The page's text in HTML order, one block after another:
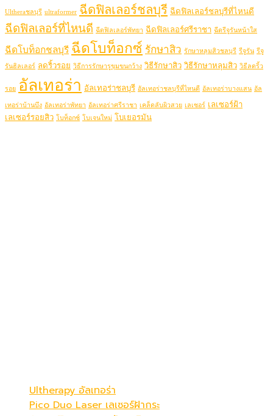
Ultheraชลบุรี ultraformer ฉีดฟิลเลอร์ชลบุรี ฉีดฟิลเลอร์ชลบุรีที่ไหนดี
ฉีดฟิลเลอร์ที่ไหนดี ฉีดฟิลเลอร์พัทยา ฉีดฟิลเลอร์ศรีราชา ฉีดรีจูรันหน้าใส
ฉีดโบท็อกชลบุรี ฉีดโบท็อกซ์ รักษาสิว รักษาหลุมสิวชลบุรี รีจูรัน รีจู
รันฮิลเลอร์ ลดริ้วรอย วิธีการรักษารูขุมขนกว้าง วิธีรักษาสิว วิธีรักษาหลุมสิว วิธีลดริ้ว
รอย อัลเทอร่า อัลเทอร่าชลบุรี อัลเทอร่าชลบุรีที่ไหนดี อัลเทอร่าบางแสน อัล
เทอร่าบ้านบึง อัลเทอร่าพัทยา อัลเทอร่าศรีราชา เคล็ดลับผิวสวย เลเซอร์ เลเซอร์ฝ้า
เลเซอร์รอยสิว โบท็อกซ์ โบเจนใหม่ โบเยอรมัน
Ultherapy อัลเทอร่า
Pico Duo Laser เลเซอร์ฝ้ากระ